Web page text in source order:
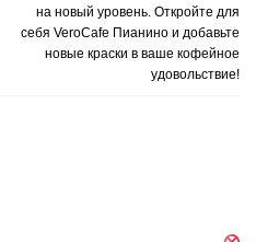
на новый уровень. Откройте для
себя VeroCafe Пианино и добавьте
новые краски в ваше кофейное
удовольствие!